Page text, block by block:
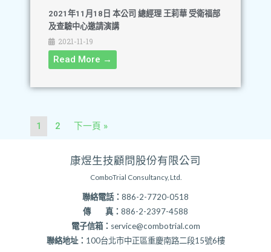
2021年11月18日 本公司 總經理 王莉華 受衛福部
及查驗中心邀請演講
2021-11-19
Read More →
1 2 下一頁 »
康煜生技顧問股份有限公司
ComboTrial Consultancy, Ltd.
聯絡電話： 886-2-7720-0518
傳 真： 886-2-2397-4588
電子信箱： service@combotrial.com
聯絡地址： 100台北市中正區重慶南路二段15號6樓